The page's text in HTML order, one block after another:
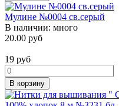
Мулине №0004 св.серый
В наличии: много
20.00 руб
19 руб
В корзину